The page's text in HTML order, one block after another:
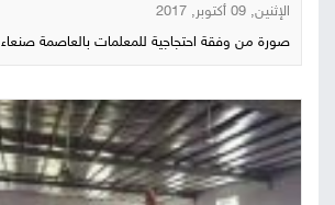
الإثنين, 09 أكتوبر, 2017
صورة من وفقة احتجاجية للمعلمات بالعاصمة صنعاء